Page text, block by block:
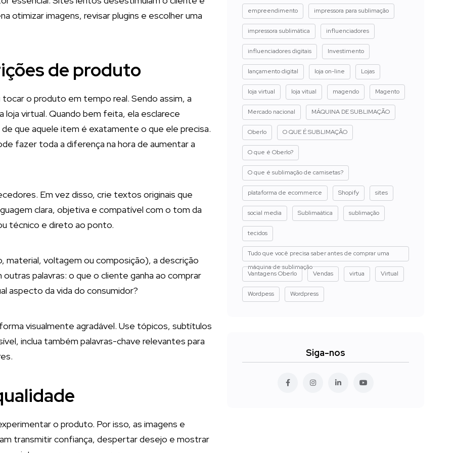
otimizar imagens, revisar plugins e escolher uma
de produto
o produto em tempo real. Sendo assim, a
virtual. Quando bem feita, ela esclarece
que aquele item é exatamente o que ele precisa.
fazer toda a diferença na hora de aumentar a
Em vez disso, crie textos originais que
clara, objetiva e compatível com o tom da
técnico e direto ao ponto.
voltagem ou composição), a descrição
palavras: o que o cliente ganha ao comprar
aspecto da vida do consumidor?
visualmente agradável. Use tópicos, subtítulos
inclua também palavras-chave relevantes para
o produto. Por isso, as imagens e
transmitir confiança, despertar desejo e mostrar
empreendimento impressora para sublimação
impressora sublimática influenciadores
influenciadores digitais Investimento
lançamento digital loja on-line Lojas
loja virtual loja vitual magendo Magento
Mercado nacional MÁQUINA DE SUBLIMAÇÃO
Oberlo O QUE É SUBLIMAÇÃO
O que é Oberlo?
O que é sublimação de camisetas?
plataforma de ecommerce Shopify sites
social media Sublimaática sublimação
tecidos
Tudo que você precisa saber antes de comprar uma
máquina de sublimação
Vantagens Oberlo
Vendas virtua Virtual
Wordpess Wordpress
Siga-nos